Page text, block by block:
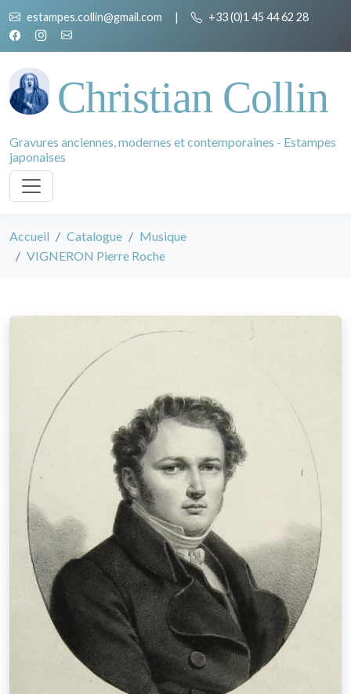
estampes.collin@gmail.com | +33 (0)1 45 44 62 28
Christian Collin
Gravures anciennes, modernes et contemporaines - Estampes
japonaises
Accueil Catalogue
Musique
VIGNERON Pierre Roche